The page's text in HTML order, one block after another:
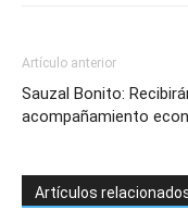
Artículo anterior
Sauzal Bonito:
acompañamiento
Artículos